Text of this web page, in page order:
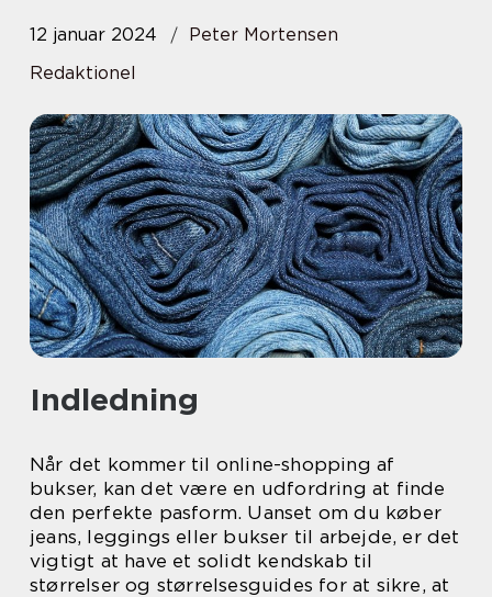
12 januar 2024
Peter Mortensen
Redaktionel
Indledning
Når det kommer til online-shopping af
bukser, kan det være en udfordring at finde
den perfekte pasform. Uanset om du køber
jeans, leggings eller bukser til arbejde, er det
vigtigt at have et solidt kendskab til
størrelser og størrelsesguides for at sikre, at